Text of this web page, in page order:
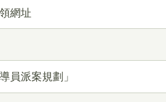
網址
員派案規劃」